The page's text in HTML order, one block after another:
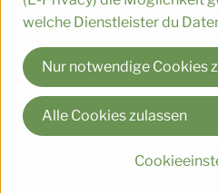
mehrere Monate, aufbewahrt
Produktinformationen
welche Dienstleister du
Nur notwendige Cookies
Alle Cookies zulassen